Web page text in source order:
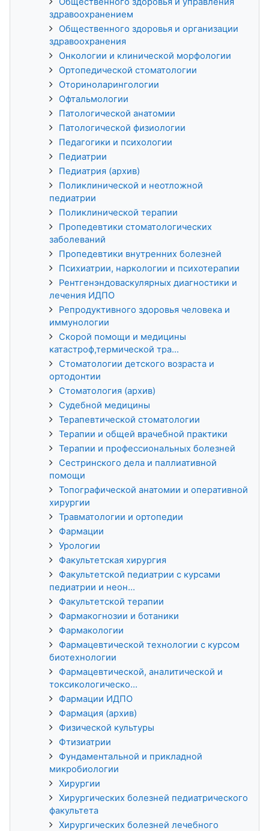
здравоохранением
Общественного здоровья и организации
здравоохранения
Онкологии и клинической морфологии
Ортопедической стоматологии
Оториноларингологии
Офтальмологии
Патологической анатомии
Патологической физиологии
Педагогики и психологии
Педиатрии
Педиатрия (архив)
Поликлинической и неотложной
педиатрии
Поликлинической терапии
Пропедевтики стоматологических
заболеваний
Пропедевтики внутренних болезней
Психиатрии, наркологии и психотерапии
Рентгенэндоваскулярных диагностики и
лечения ИДПО
Репродуктивного здоровья человека и
иммунологии
Скорой помощи и медицины
катастроф,термической тра...
Стоматологии детского возраста и
ортодонтии
Стоматология (архив)
Судебной медицины
Терапевтической стоматологии
Терапии и общей врачебной практики
Терапии и профессиональных болезней
Сестринского дела и паллиативной
помощи
Топографической анатомии и оперативной
хирургии
Травматологии и ортопедии
Фармации
Урологии
Факультетская хирургия
Факультетской педиатрии с курсами
педиатрии и неон...
Факультетской терапии
Фармакогнозии и ботаники
Фармакологии
Фармацевтической технологии с курсом
биотехнологии
Фармацевтической, аналитической и
токсикологическо...
Фармации ИДПО
Фармация (архив)
Физической культуры
Фтизиатрии
Фундаментальной и прикладной
микробиологии
Хирургии
Хирургических болезней педиатрического
факультета
Хирургических болезней лечебного